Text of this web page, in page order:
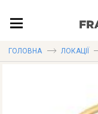
ГОЛОВНА ЛОКАЦІЇ